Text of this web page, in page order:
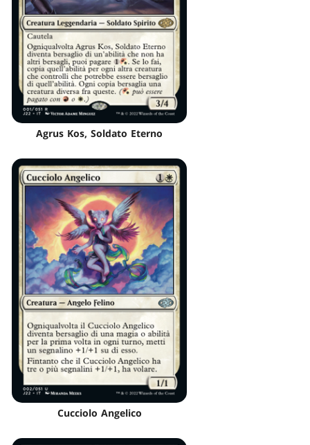
Agrus Kos, Soldato Eterno
Cucciolo Angelico